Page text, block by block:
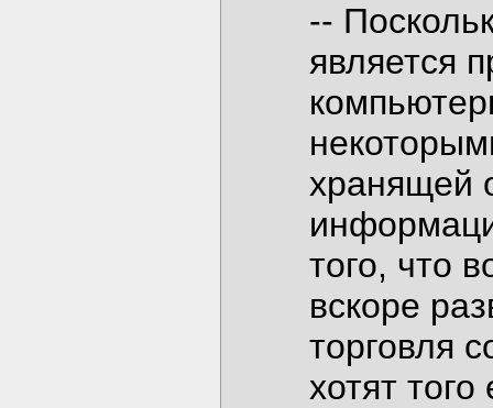
--
является
хранящей
того, что
вскоре
торговля
хотят